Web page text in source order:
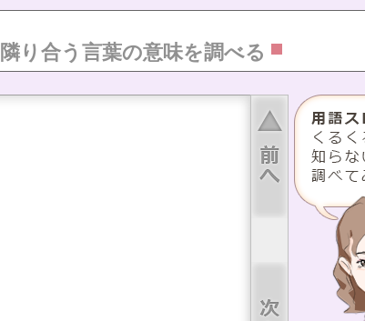
隣り合う言葉の意味を調べる